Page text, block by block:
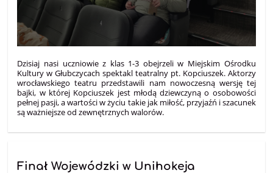
Dzisiaj nasi uczniowie z klas 1-3 obejrzeli w Miejskim Ośrodku
Kultury w Głubczycach spektakl teatralny pt. Kopciuszek. Aktorzy
wrocławskiego teatru przedstawili nam nowoczesną wersję tej
bajki, w której Kopciuszek jest młodą dziewczyną o osobowości
pełnej pasji, a wartości w życiu takie jak miłość, przyjaźń i szacunek
są ważniejsze od zewnętrznych walorów.
Finał Wojewódzki w Unihokeja